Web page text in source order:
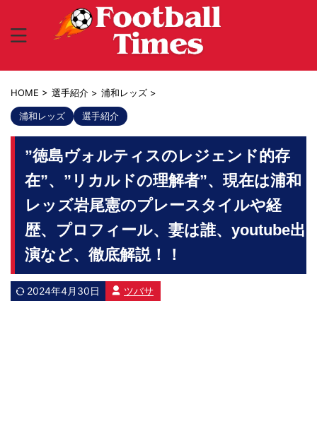
HOME > 選手紹介 > 浦和レッズ >
浦和レッズ 選手紹介
”徳島ヴォルティスのレジェンド的存
在”、”リカルドの理解者”、現在は浦和
レッズ岩尾憲のプレースタイルや経
歴、プロフィール、妻は誰、youtube出
演など、徹底解説！！
2024年4月30日 ツバサ